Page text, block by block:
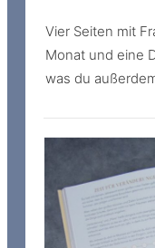
Vier Seiten mit
Monat und eine
was du